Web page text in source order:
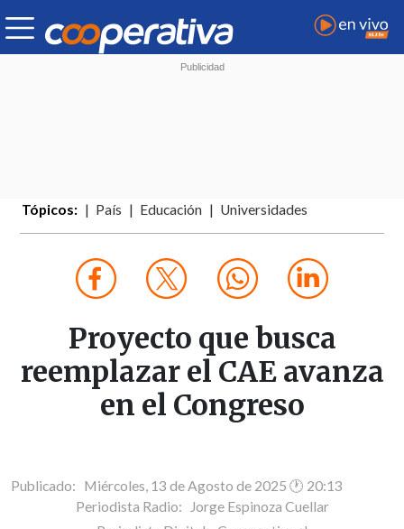
Tópicos: País Educación Universidades
Proyecto que busca
reemplazar el CAE avanza
en el Congreso
Publicado: Miércoles, 13 de Agosto de 2025 🕐 20:13
Periodista Radio:
Jorge Espinoza Cuellar